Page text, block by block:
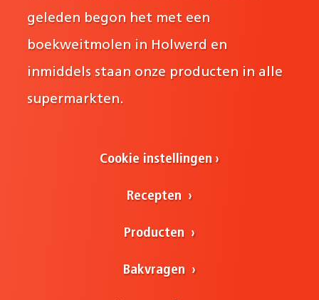
geleden begon het met een
boekweitmolen in Holwerd en
inmiddels staan onze producten in alle
supermarkten.
Cookie instellingen
Recepten
Producten
Bakvragen